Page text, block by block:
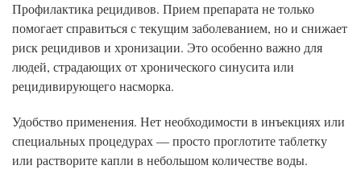
Профилактика рецидивов. Прием препарата не только
помогает справиться с текущим заболеванием, но и снижает
риск рецидивов и хронизации. Это особенно важно для
людей, страдающих от хронического синусита или
рецидивирующего насморка.
Удобство применения. Нет необходимости в инъекциях или
специальных процедурах — просто проглотите таблетку
или растворите капли в небольшом количестве воды.